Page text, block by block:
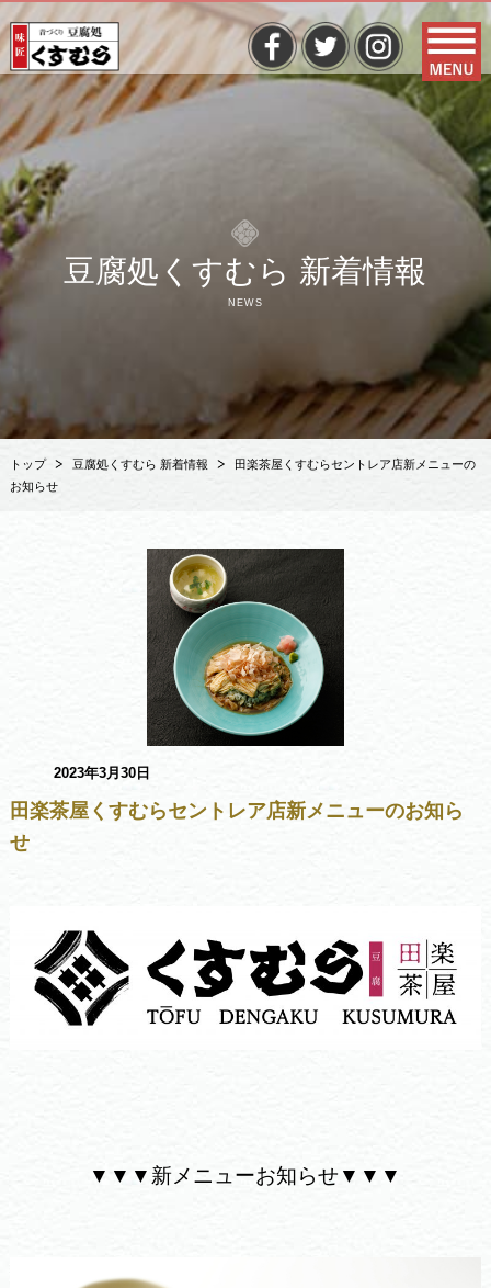
豆腐処くすむら 新着情報
NEWS
トップ 豆腐処くすむら 新着情報
田楽茶屋くすむらセントレア店新メニューの
お知らせ
2023年3月30日
田楽茶屋くすむらセントレア店新メニューのお知ら
せ
▼▼▼新メニューお知らせ▼▼▼